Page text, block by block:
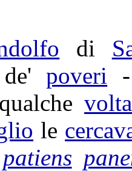
di
de'poveri
volta
le
patiens